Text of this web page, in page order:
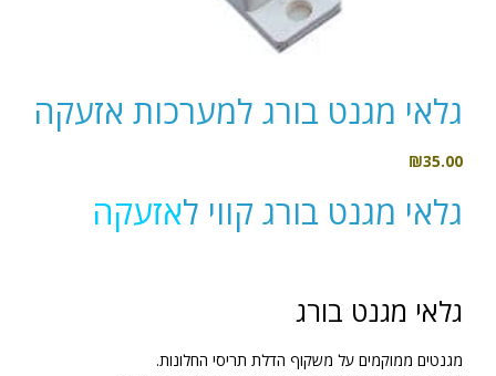
גלאי מגנט בורג למערכות אזעקה
₪35.00
גלאי מגנט בורג קווי לאזעקה
גלאי מגנט בורג
מגנטים ממוקמים על משקוף הדלת תריסי החלונות.